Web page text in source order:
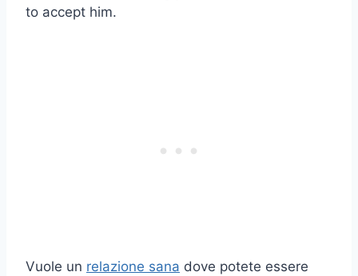
to accept him.
Vuole un relazione sana dove potete essere